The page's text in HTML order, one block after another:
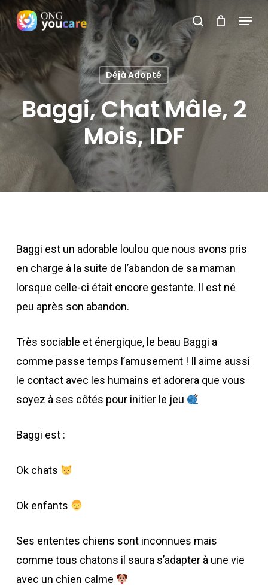
Skip
content
search
Menu
Déjà Adopté
Baggi, Chat Mâle, 2
Mois, IDF
Baggi est un adorable loulou que nous avons pris
en charge à la suite de l’abandon de sa maman
lorsque celle-ci était encore gestante. Il est né
peu après son abandon.
Très sociable et énergique, le beau Baggi a
comme passe temps l’amusement ! Il aime aussi
le contact avec les humains et adorera que vous
soyez à ses côtés pour initier le jeu
Baggi est :
Ok chats
Ok enfants ​
Ses ententes chiens sont inconnues mais
comme tous chatons il saura s’adapter à une vie
avec un chien calme
Close
Menu